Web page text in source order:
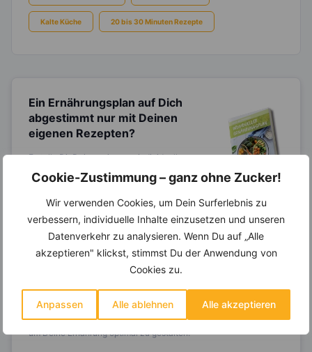
Cookie-Zustimmung – ganz ohne Zucker!
Wir verwenden Cookies, um Dein Surferlebnis zu
verbessern, individuelle Inhalte einzusetzen und unseren
Datenverkehr zu analysieren. Wenn Du auf „Alle
akzeptieren" klickst, stimmst Du der Anwendung von
Cookies zu.
Anpassen Alle ablehnen Alle akzeptieren
Kalte Küche 20 bis 30 Minuten Rezepte
Ein Ernährungsplan auf Dich
abgestimmt nur mit Deinen
eigenen Rezepten?
Erstelle Dir Deinen eigenen, individuellen
Lieblingsrezepten auf Basis des gesamten
14.000 Rezepte, autom.
dynamische
Einkaufsliste und noch mehr?
Entdecke dieinvi
-Mitgliedschaft und erhalte
viele hilfreiche und zeitsparende Möglichkeiten,
um Deine Ernährung optimal zu gestalten.